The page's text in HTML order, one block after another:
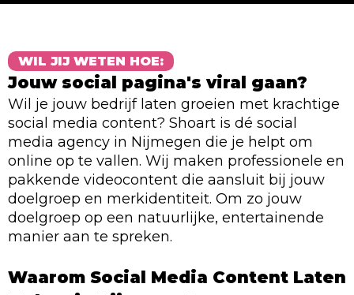
WIL JIJ WETEN HOE:
Jouw social pagina's viral gaan?
Wil je jouw bedrijf laten groeien met krachtige
social media content? Shoart is dé social
media agency in Nijmegen die je helpt om
online op te vallen. Wij maken professionele en
pakkende videocontent die aansluit bij jouw
doelgroep en merkidentiteit. Om zo jouw
doelgroep op een natuurlijke, entertainende
manier aan te spreken.
Waarom Social Media Content Laten